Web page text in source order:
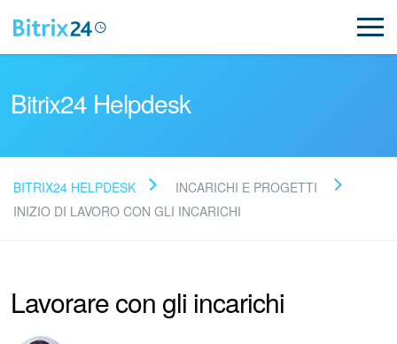
Leggi le domande frequenti
Supporto Bitrix24
Bitrix24 Helpdesk
BITRIX24 HELPDESK
INCARICHI E PROGETTI
INIZIO DI LAVORO CON GLI INCARICHI
Lavorare con gli incarichi